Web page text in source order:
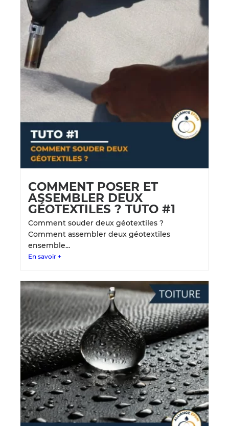
COMMENT POSER ET
ASSEMBLER DEUX
GÉOTEXTILES ? TUTO #1
Comment souder deux géotextiles ?
Comment assembler deux géotextiles
ensemble...
En savoir +